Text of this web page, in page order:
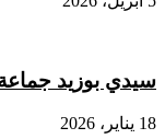
سيدي بوزيد جماعة
18 يناير، 2026